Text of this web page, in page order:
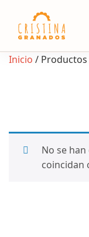
content
Inicio / Productos
No se
coincidan